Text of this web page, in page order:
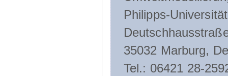
Philipps-
35032 Marburg,
Tel.: 06421 28-